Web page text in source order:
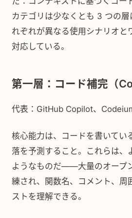
カテゴリは少なくとも 3 つの層
れぞれが異なる使用シナリオと
対応している。
第一層：コード補完（
代表：GitHub Copilot、
核心能力は、コードを書いてい
落を予測すること。これらは、
ようなものだ——大量のオープ
練され、関数名、コメント、周
ストを理解できる。